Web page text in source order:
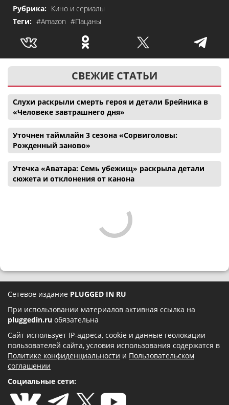
Рубрика: Кино и сериалы
Теги: #Amazon #Пацаны
СВЕЖИЕ СТАТЬИ
Слухи раскрыли смерть героя и детали Брейника в
«Человеке завтрашнего дня»
Уточнен таймлайн 3 сезона «Сорвиголовы:
Рожденный заново»
Утечка «Аватара: Семь убежищ» раскрыла детали
сюжета и отклонения от канона
Сетевое издание PLUGGED IN RU
При использовании материалов активная ссылка на
pluggedin.ru обязательна
Сайт использует IP-адреса, cookie и данные геолокации
пользователей сайта, условия использования содержатся в
Политике конфиденциальности и Пользовательском
соглашении
Социальные сети: